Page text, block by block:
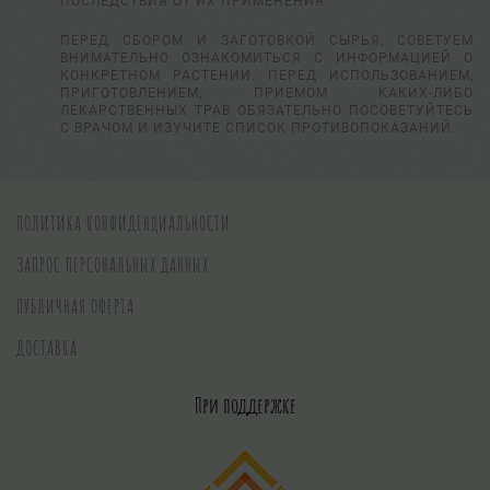
ПЕРЕД СБОРОМ И ЗАГОТОВКОЙ СЫРЬЯ, СОВЕТУЕМ
ВНИМАТЕЛЬНО ОЗНАКОМИТЬСЯ С ИНФОРМАЦИЕЙ О
КОНКРЕТНОМ РАСТЕНИИ. ПЕРЕД ИСПОЛЬЗОВАНИЕМ,
ПРИГОТОВЛЕНИЕМ, ПРИЕМОМ КАКИХ-ЛИБО
ЛЕКАРСТВЕННЫХ ТРАВ ОБЯЗАТЕЛЬНО ПОСОВЕТУЙТЕСЬ
С ВРАЧОМ И ИЗУЧИТЕ СПИСОК ПРОТИВОПОКАЗАНИЙ.
ПОЛИТИКА КОНФИДЕНЦИАЛЬНОСТИ
ЗАПРОС ПЕРСОНАЛЬНЫХ ДАННЫХ
ПУБЛИЧНАЯ ОФЕРТА
ДОСТАВКА
При поддержке